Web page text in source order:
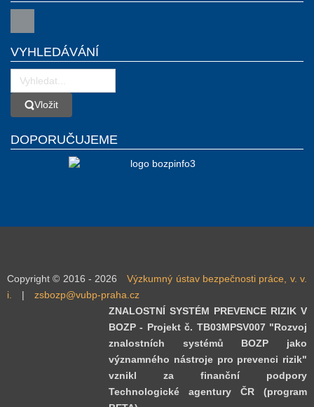
VYHLEDÁVÁNÍ
VložitVložit
DOPORUČUJEME
Copyright © 2016 - 2026
Výzkumný ústav bezpečnosti práce, v. v.
i.
|
zsbozp@vubp-praha.cz
ZNALOSTNÍ SYSTÉM PREVENCE RIZIK V
BOZP - Projekt č. TB03MPSV007 "Rozvoj
znalostních systémů BOZP jako
významného nástroje pro prevenci rizik"
vznikl za finanční podpory
Technologické agentury ČR (program